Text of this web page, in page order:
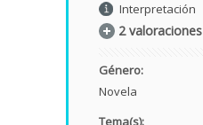
Interpretación
2 valoraciones
Género:
Novela